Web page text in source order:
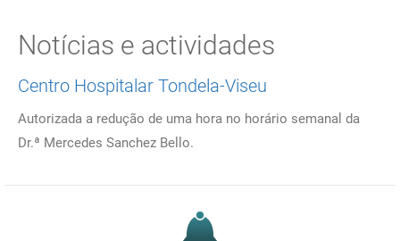
Notícias e actividades
Centro Hospitalar Tondela-Viseu
Autorizada a redução de uma hora no horário semanal da
Dr.ª Mercedes Sanchez Bello.